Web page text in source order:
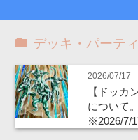
デッキ・パーテ
2026/07/17
【ドッカ
について
※2026/7/